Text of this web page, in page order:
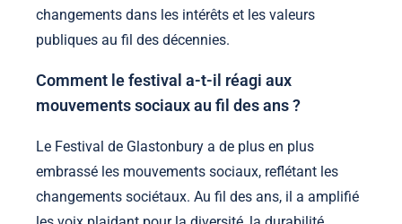
changements dans les intérêts et les valeurs
publiques au fil des décennies.
Comment le festival a-t-il réagi aux
mouvements sociaux au fil des ans ?
Le Festival de Glastonbury a de plus en plus
embrassé les mouvements sociaux, reflétant les
changements sociétaux. Au fil des ans, il a amplifié